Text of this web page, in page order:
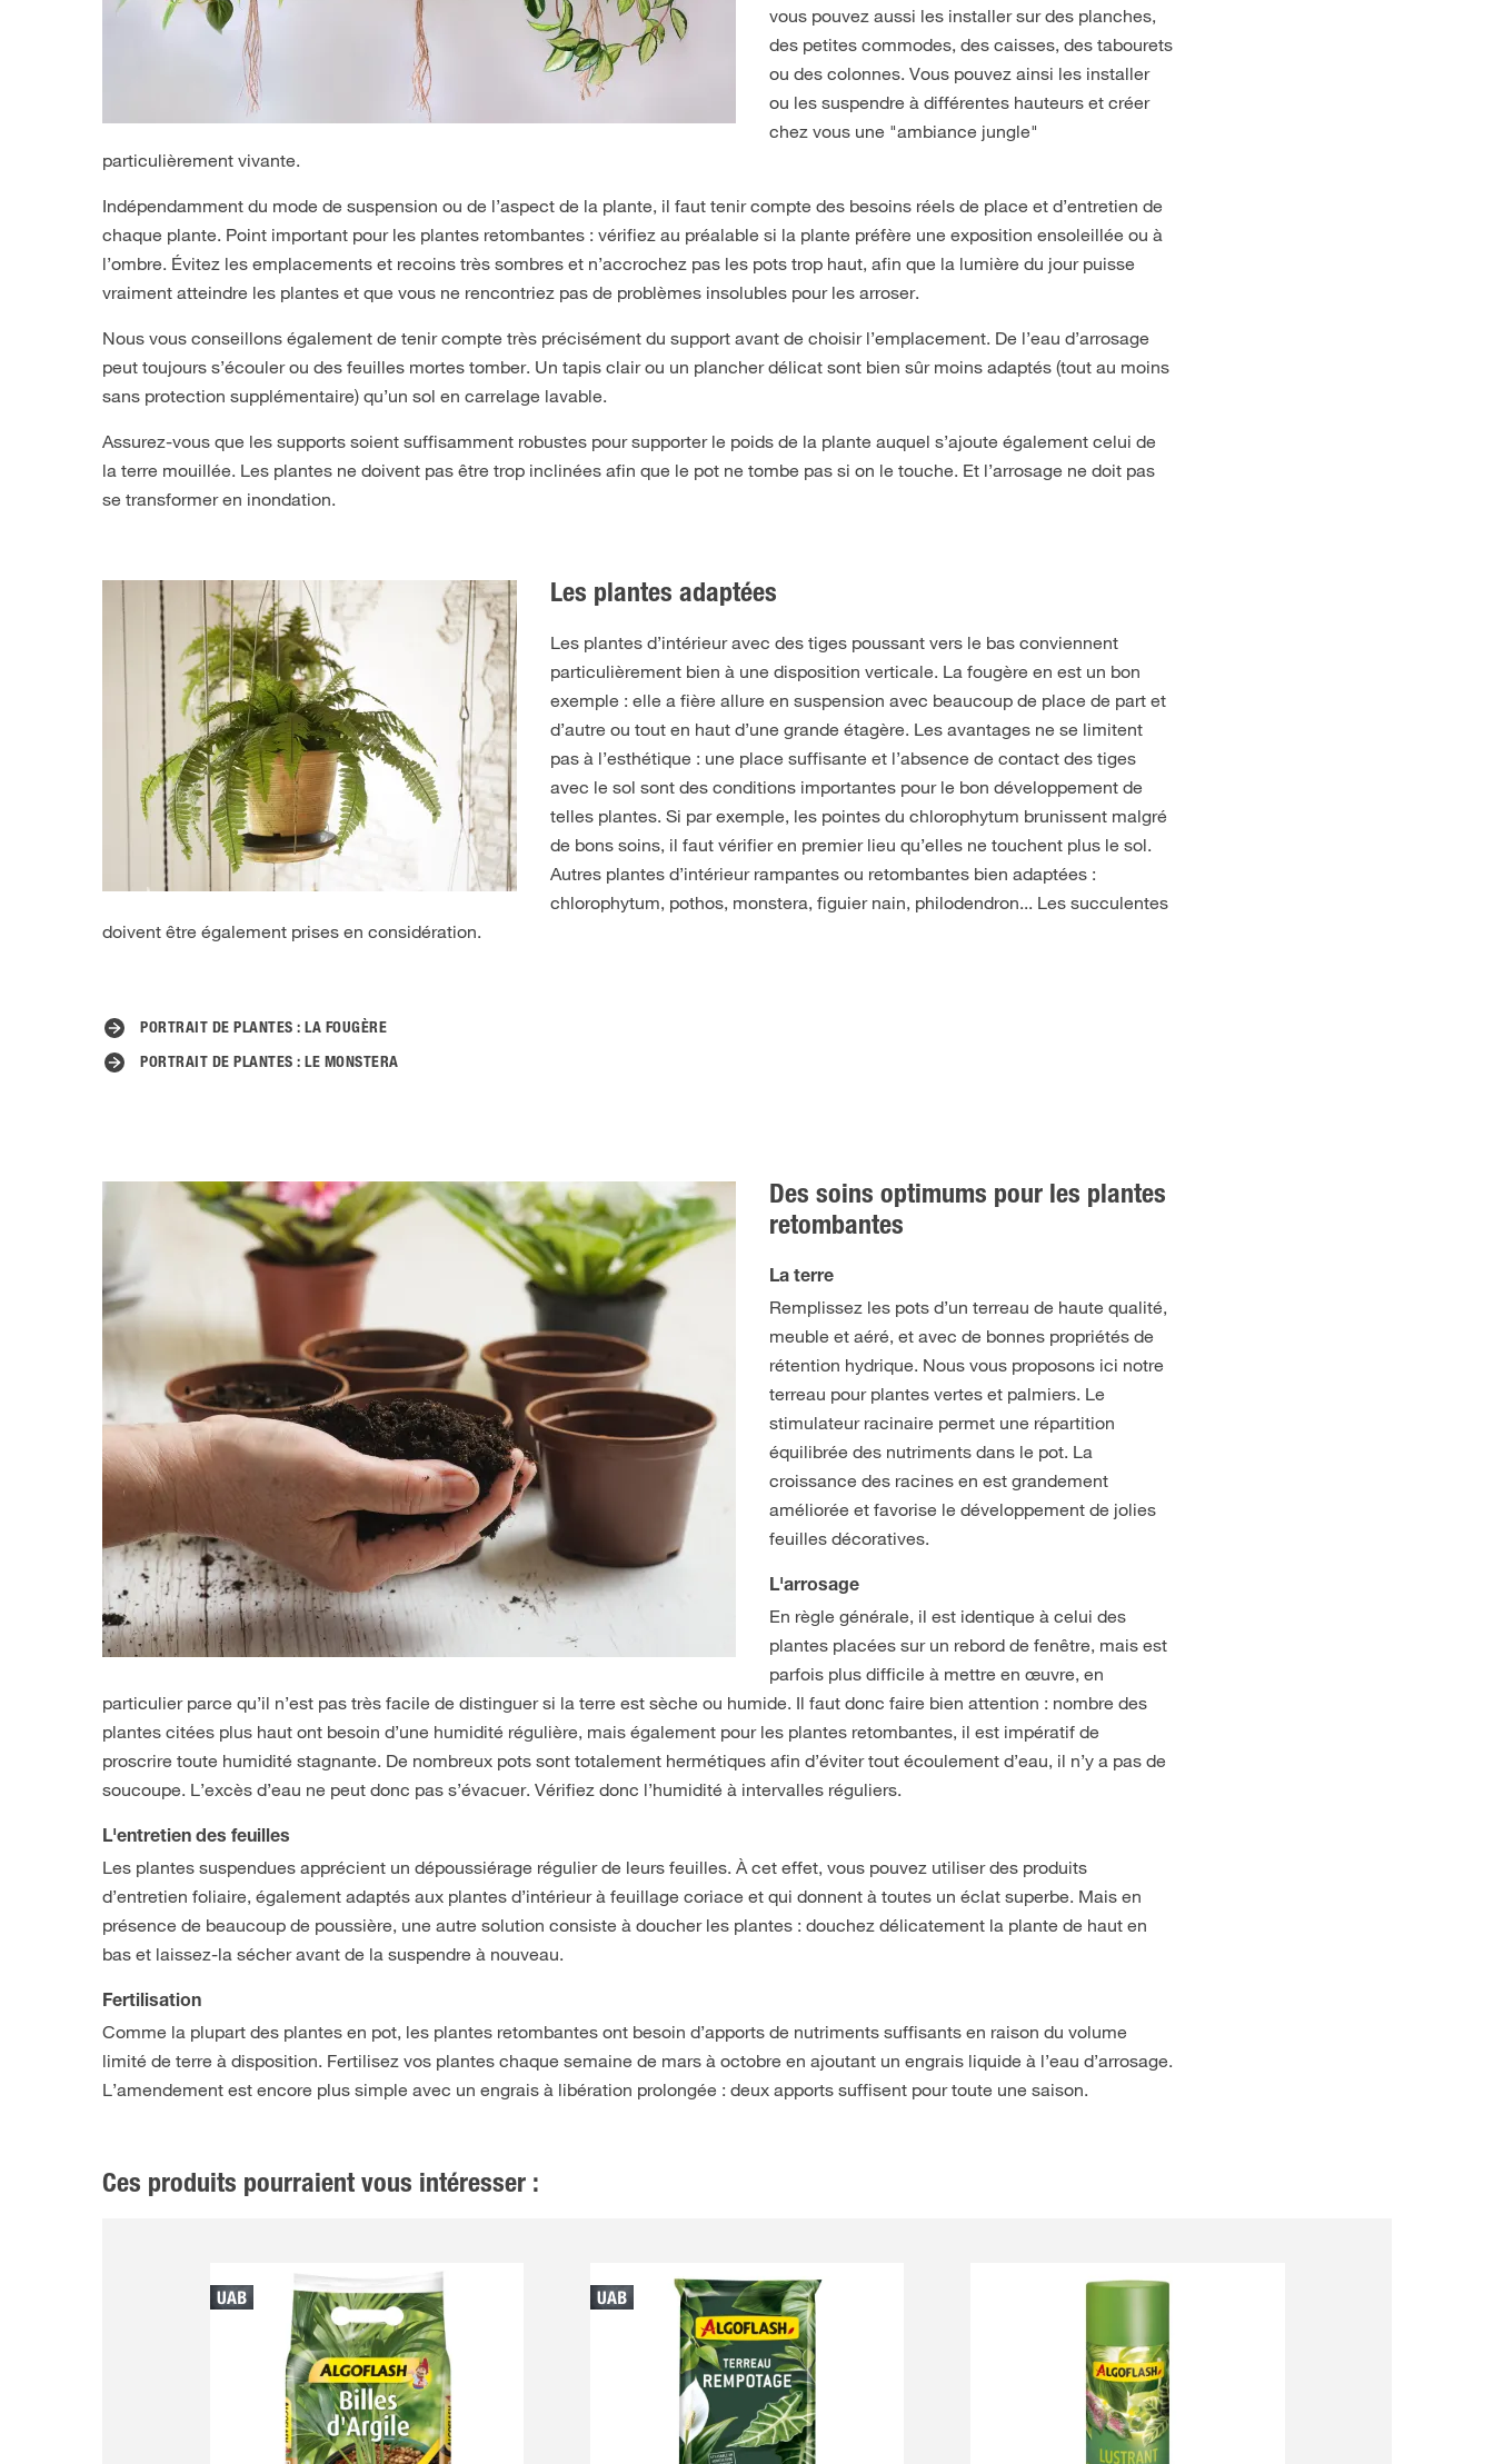
vous pouvez aussi les installer sur des planches,
des petites commodes, des caisses, des tabourets
ou des colonnes. Vous pouvez ainsi les installer
ou les suspendre à différentes hauteurs et créer
chez vous une "ambiance jungle"
particulièrement vivante.
Indépendamment du mode de suspension ou de l’aspect de la plante, il faut tenir compte des besoins réels de place et d’entretien de
chaque plante. Point important pour les plantes retombantes : vérifiez au préalable si la plante préfère une exposition ensoleillée ou à
l’ombre. Évitez les emplacements et recoins très sombres et n’accrochez pas les pots trop haut, afin que la lumière du jour puisse
vraiment atteindre les plantes et que vous ne rencontriez pas de problèmes insolubles pour les arroser.
Nous vous conseillons également de tenir compte très précisément du support avant de choisir l’emplacement. De l’eau d’arrosage
peut toujours s’écouler ou des feuilles mortes tomber. Un tapis clair ou un plancher délicat sont bien sûr moins adaptés (tout au moins
sans protection supplémentaire) qu’un sol en carrelage lavable.
Assurez-vous que les supports soient suffisamment robustes pour supporter le poids de la plante auquel s’ajoute également celui de
la terre mouillée. Les plantes ne doivent pas être trop inclinées afin que le pot ne tombe pas si on le touche. Et l’arrosage ne doit pas
se transformer en inondation.
Les plantes adaptées
Les plantes d’intérieur avec des tiges poussant vers le bas conviennent
particulièrement bien à une disposition verticale. La fougère en est un bon
exemple : elle a fière allure en suspension avec beaucoup de place de part et
d’autre ou tout en haut d’une grande étagère. Les avantages ne se limitent
pas à l’esthétique : une place suffisante et l’absence de contact des tiges
avec le sol sont des conditions importantes pour le bon développement de
telles plantes. Si par exemple, les pointes du chlorophytum brunissent malgré
de bons soins, il faut vérifier en premier lieu qu’elles ne touchent plus le sol.
Autres plantes d’intérieur rampantes ou retombantes bien adaptées :
chlorophytum, pothos, monstera, figuier nain, philodendron... Les succulentes
doivent être également prises en considération.
PORTRAIT DE PLANTES : LA FOUGÈRE
PORTRAIT DE PLANTES : LE MONSTERA
Des soins optimums pour les plantes
retombantes
La terre
Remplissez les pots d’un terreau de haute qualité,
meuble et aéré, et avec de bonnes propriétés de
rétention hydrique. Nous vous proposons ici notre
terreau pour plantes vertes et palmiers. Le
stimulateur racinaire permet une répartition
équilibrée des nutriments dans le pot. La
croissance des racines en est grandement
améliorée et favorise le développement de jolies
feuilles décoratives.
L'arrosage
En règle générale, il est identique à celui des
plantes placées sur un rebord de fenêtre, mais est
parfois plus difficile à mettre en œuvre, en
particulier parce qu’il n’est pas très facile de distinguer si la terre est sèche ou humide. Il faut donc faire bien attention : nombre des
plantes citées plus haut ont besoin d’une humidité régulière, mais également pour les plantes retombantes, il est impératif de
proscrire toute humidité stagnante. De nombreux pots sont totalement hermétiques afin d’éviter tout écoulement d’eau, il n’y a pas de
soucoupe. L’excès d’eau ne peut donc pas s’évacuer. Vérifiez donc l’humidité à intervalles réguliers.
L'entretien des feuilles
Les plantes suspendues apprécient un dépoussiérage régulier de leurs feuilles. À cet effet, vous pouvez utiliser des produits
d’entretien foliaire, également adaptés aux plantes d’intérieur à feuillage coriace et qui donnent à toutes un éclat superbe. Mais en
présence de beaucoup de poussière, une autre solution consiste à doucher les plantes : douchez délicatement la plante de haut en
bas et laissez-la sécher avant de la suspendre à nouveau.
Fertilisation
Comme la plupart des plantes en pot, les plantes retombantes ont besoin d’apports de nutriments suffisants en raison du volume
limité de terre à disposition. Fertilisez vos plantes chaque semaine de mars à octobre en ajoutant un engrais liquide à l’eau d’arrosage.
L’amendement est encore plus simple avec un engrais à libération prolongée : deux apports suffisent pour toute une saison.
Ces produits pourraient vous intéresser :